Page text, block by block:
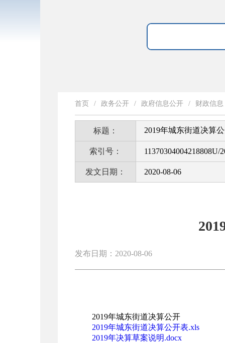
首页 / 政务公开 / 政府信息公开 / 财政信息
标题： 2019年城东街道决算
索引号： 11370304004218808U/
发文日期： 2020-08-06
发布日期：2020-08-06
2019年城东街道决算公开
2019年城东街道决算公开表.xls
2019年决算草案说明.docx